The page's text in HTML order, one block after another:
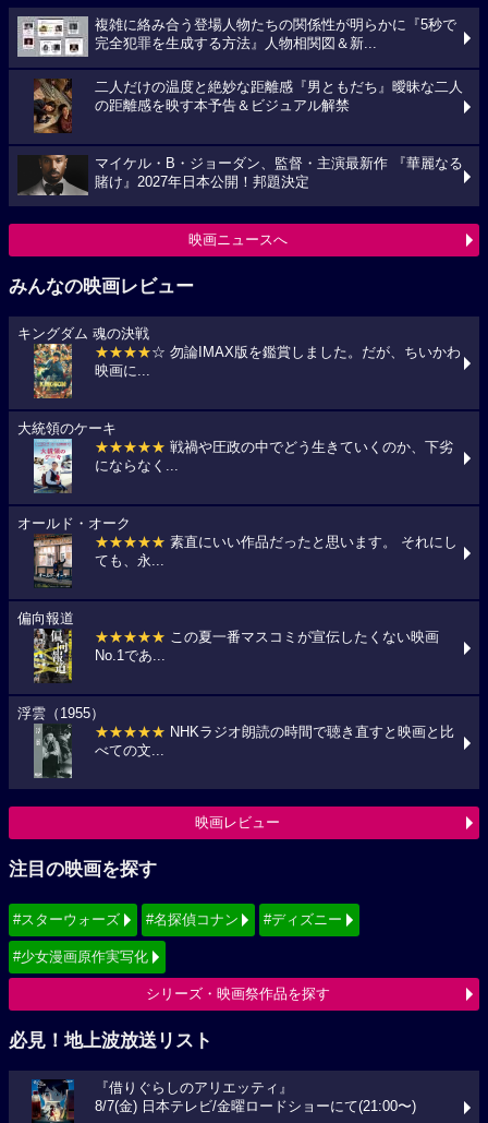
複雑に絡み合う登場人物たちの関係性が明らかに『5秒で
完全犯罪を生成する方法』人物相関図＆新...
二人だけの温度と絶妙な距離感『男ともだち』曖昧な二人
の距離感を映す本予告＆ビジュアル解禁
マイケル・B・ジョーダン、監督・主演最新作 『華麗なる
賭け』2027年日本公開！邦題決定
映画ニュースへ
みんなの映画レビュー
キングダム 魂の決戦
★★★★☆ 勿論IMAX版を鑑賞しました。だが、ちいかわ
映画に...
大統領のケーキ
★★★★★ 戦禍や圧政の中でどう生きていくのか、下劣
にならなく...
オールド・オーク
★★★★★ 素直にいい作品だったと思います。 それにし
ても、永...
偏向報道
★★★★★ この夏一番マスコミが宣伝したくない映画
No.1であ...
浮雲（1955）
★★★★★ NHKラジオ朗読の時間で聴き直すと映画と比
べての文...
映画レビュー
注目の映画を探す
#スターウォーズ #名探偵コナン #ディズニー
#少女漫画原作実写化
シリーズ・映画祭作品を探す
必見！地上波放送リスト
『借りぐらしのアリエッティ』
8/7(金) 日本テレビ/金曜ロードショーにて(21:00〜)